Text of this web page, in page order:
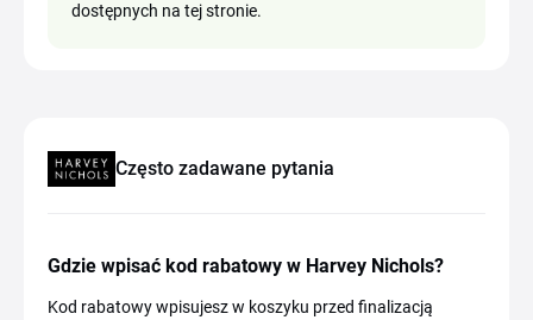
dostępnych na tej stronie.
Często zadawane pytania
Gdzie wpisać kod rabatowy w Harvey Nichols?
Kod rabatowy wpisujesz w koszyku przed finalizacją